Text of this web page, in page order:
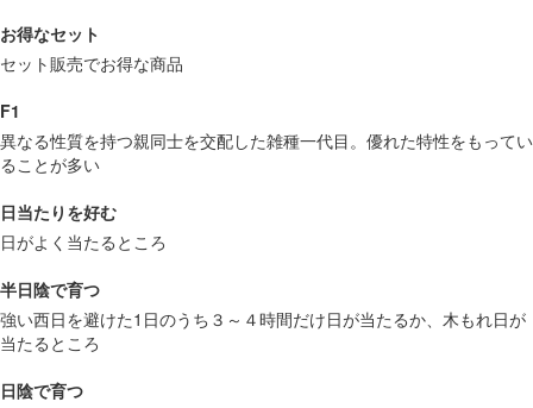
お得なセット
セット販売でお得な商品
F1
異なる性質を持つ親同士を交配した雑種一代目。優れた特性をもってい
ることが多い
日当たりを好む
日がよく当たるところ
半日陰で育つ
強い西日を避けた1日のうち３～４時間だけ日が当たるか、木もれ日が
当たるところ
日陰で育つ